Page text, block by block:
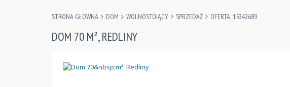
STRONA GŁOWNA DOM WOLNOSTOJĄCY SPRZEDAŻ OFERTA: 15342689
DOM 70 M², REDLINY